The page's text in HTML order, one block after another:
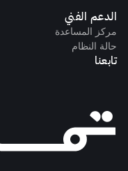
الدعم الفني
مركز المساعدة
حالة النظام
تابعنا